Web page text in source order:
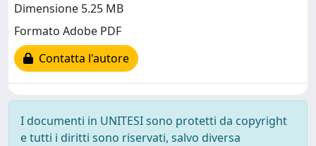
Dimensione 5.25 MB
Formato Adobe PDF
Contatta l'autore
I documenti in UNITESI sono protetti da copyright
e tutti i diritti sono riservati, salvo diversa